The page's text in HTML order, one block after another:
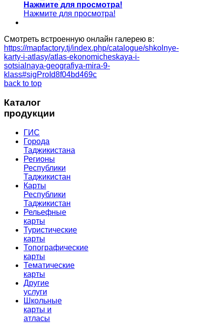
Нажмите для просмотра!
Нажмите для просмотра!
Смотреть встроенную онлайн галерею в:
https://mapfactory.tj/index.php/catalogue/shkolnye-
karty-i-atlasy/atlas-ekonomicheskaya-i-
sotsialnaya-geografiya-mira-9-
klass#sigProId8f04bd469c
back to top
Каталог
продукции
ГИС
Города
Таджикистана
Регионы
Республики
Таджикистан
Карты
Республики
Таджикистан
Рельефные
карты
Туристические
карты
Топографические
карты
Тематические
карты
Другие
услуги
Школьные
карты и
атласы